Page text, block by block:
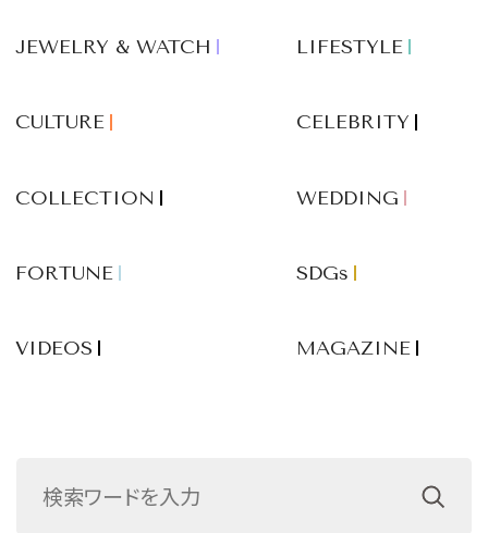
JEWELRY & WATCH LIFESTYLE
CULTURE CELEBRITY
COLLECTION WEDDING
FORTUNE SDGs
VIDEOS MAGAZINE